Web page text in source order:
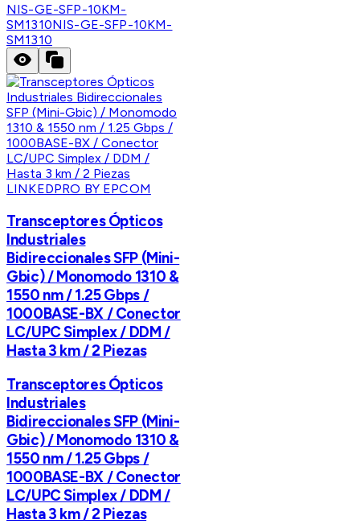
NIS-GE-SFP-10KM-
SM1310NIS-GE-SFP-10KM-
SM1310
LINKEDPRO BY EPCOM
Transceptores Ópticos
Industriales
Bidireccionales SFP (Mini-
Gbic) / Monomodo 1310 &
1550 nm / 1.25 Gbps /
1000BASE-BX / Conector
LC/UPC Simplex / DDM /
Hasta 3 km / 2 Piezas
Transceptores Ópticos
Industriales
Bidireccionales SFP (Mini-
Gbic) / Monomodo 1310 &
1550 nm / 1.25 Gbps /
1000BASE-BX / Conector
LC/UPC Simplex / DDM /
Hasta 3 km / 2 Piezas